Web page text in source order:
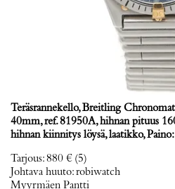
Teräsrannekello, Breitling
40mm, ref. 81950A, hihnan pituus
hihnan kiinnitys löysä, laatikko,
Tarjous:880 € (5)
Johtava huuto:robiwatch
Myyrmäen Pantti